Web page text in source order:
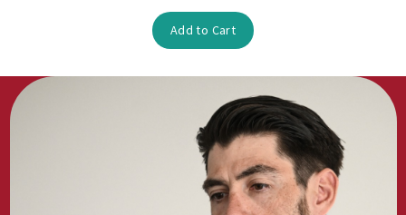
Add to Cart